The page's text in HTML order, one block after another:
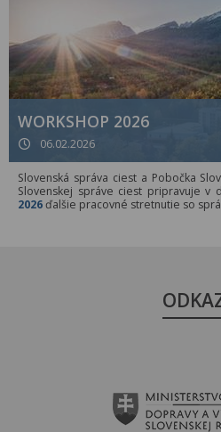
WORKSHOP 2026
06.02.2026
Slovenská správa ciest a Pobočka
Slovenskej správe ciest pripravuje v
2026ďalšie pracovné stretnutie so